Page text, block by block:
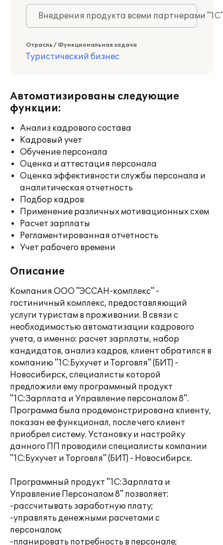
Внедрения продукта всеми партнерами
Отрасль / Функциональная задача
Туристический бизнес
Автоматизированы следующие
функции:
Анализ кадрового состава
Кадровый учет
Обучение персонала
Оценка и аттестация персонала
Оценка эффективности службы персонала и
аналитическая отчетность
Подбор кадров
Применение различных мотивационных схем
Расчет зарплаты
Регламентированная отчетность
Учет рабочего времени
Описание
Компания ООО "ЭССАН-комплекс" -
гостиничный комплекс, предоставляющий
услуги туристам в проживании. В связи с
необходимостью автоматизации кадрового
учета, а именно: расчет зарплаты, набор
кандидатов, анализ кадров, клиент обратился в
компанию "1С:Бухучет и Торговля" (БИТ) -
Новосибирск, специалисты которой
предложили ему программный продукт
"1С:Зарплата и Управление персоналом 8".
Программа была продемонстрирована клиенту,
показан ее функционал, после чего клиент
приобрел систему. Установку и настройку
данного ПП проводили специалисты компании
"1С:Бухучет и Торговля" (БИТ) - Новосибирск.
Программный продукт "1С:Зарплата и
Управление Персоналом 8" позволяет:
-рассчитывать заработную плату;
-управлять денежными расчетами с
персоналом;
-планировать потребность в персонале;